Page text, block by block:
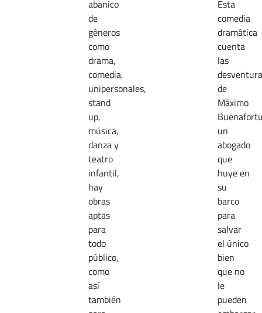
abanico
de
géneros
como
drama,
comedia,
unipersonales,
stand
up,
música,
danza y
teatro
infantil,
hay
obras
aptas
para
todo
público,
como
así
también
Esta
comedia
dramática
cuenta
las
de
Máximo
un
abogado
que
huye en
su
barco
para
salvar
el único
bien
que no
le
pueden